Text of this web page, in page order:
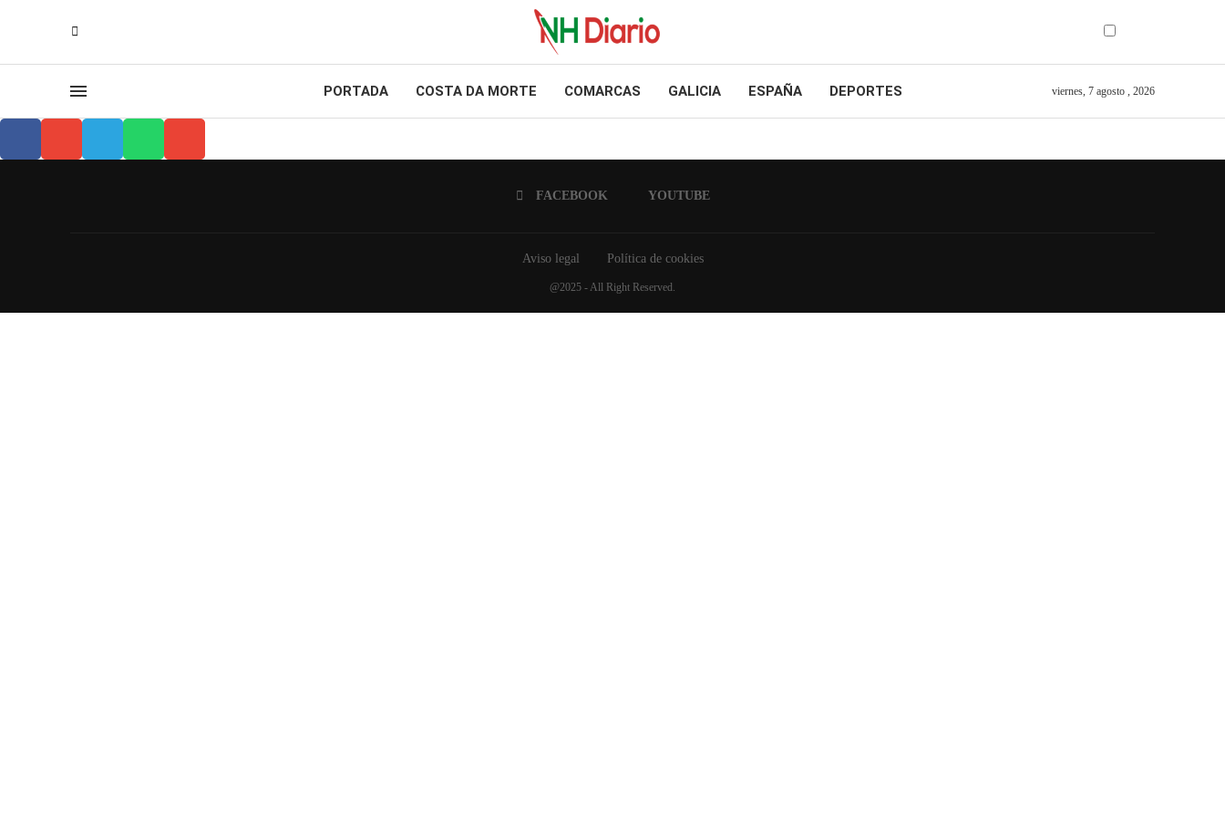
PORTADA COSTA DA MORTE COMARCAS GALICIA ESPAÑA DEPORTES viernes, 7 agosto , 2026
FACEBOOK YOUTUBE
Aviso legal Política de cookies
@2025 - All Right Reserved.